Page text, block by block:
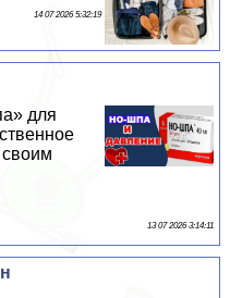
14 07 2026 5:32:19
для
13 07 2026 3:14:11